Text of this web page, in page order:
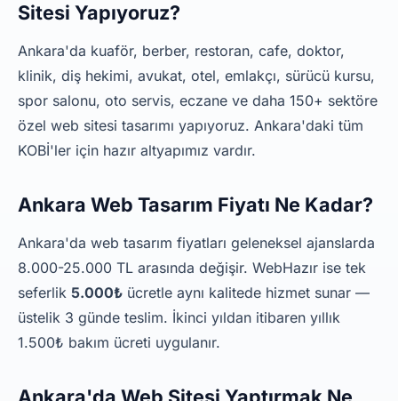
Sitesi Yapıyoruz?
Ankara'da kuaför, berber, restoran, cafe, doktor,
klinik, diş hekimi, avukat, otel, emlakçı, sürücü kursu,
spor salonu, oto servis, eczane ve daha 150+ sektöre
özel web sitesi tasarımı yapıyoruz. Ankara'daki tüm
KOBİ'ler için hazır altyapımız vardır.
Ankara Web Tasarım Fiyatı Ne Kadar?
Ankara'da web tasarım fiyatları geleneksel ajanslarda
8.000-25.000 TL arasında değişir. WebHazır ise tek
seferlik 5.000₺ ücretle aynı kalitede hizmet sunar —
üstelik 3 günde teslim. İkinci yıldan itibaren yıllık
1.500₺ bakım ücreti uygulanır.